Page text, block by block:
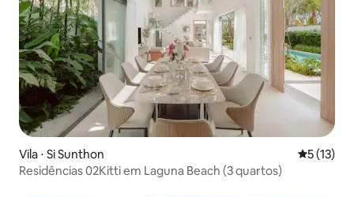
Vila ⋅ Si Sunthon 5 de uma
5 (13)
Residências 02Kitti em Laguna Beach (3 quartos)